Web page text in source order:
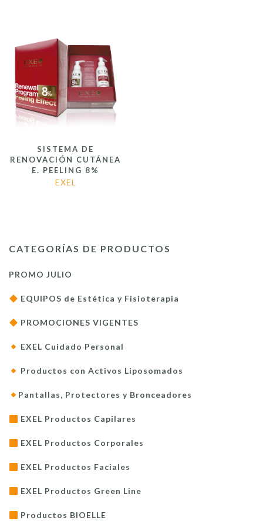
SISTEMA DE
RENOVACIÓN CUTÁNEA
E. PEELING 8%
EXEL
CATEGORÍAS DE PRODUCTOS
PROMO JULIO
EQUIPOS de Estética y Fisioterapia
PROMOCIONES VIGENTES
EXEL Cuidado Personal
Productos con Activos Liposomados
Pantallas, Protectores y Bronceadores
EXEL Productos Capilares
EXEL Productos Corporales
EXEL Productos Faciales
EXEL Productos Green Line
Productos BIOELLE